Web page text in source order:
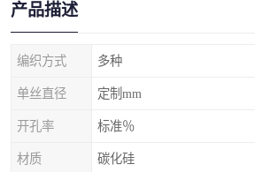
产品描述
编织方式 多种
单丝直径 定制mm
开孔率 标准％
材质 碳化硅